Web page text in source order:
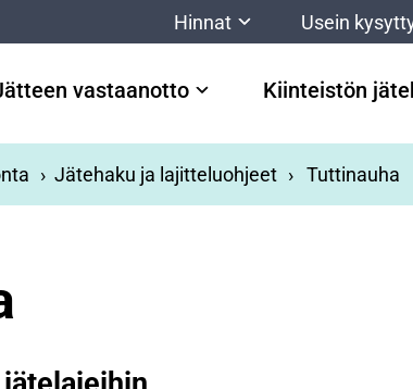
Hinnat Usein
vastaanotto Kiinteistön
Jätehaku ja lajitteluohjeet Tuttinauha